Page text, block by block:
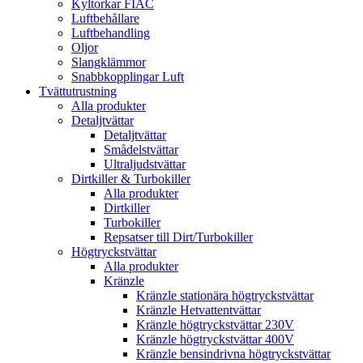
Kyltorkar FIAC
Luftbehållare
Luftbehandling
Oljor
Slangklämmor
Snabbkopplingar Luft
Tvättutrustning
Alla produkter
Detaljtvättar
Detaljtvättar
Smådelstvättar
Ultraljudstvättar
Dirtkiller & Turbokiller
Alla produkter
Dirtkiller
Turbokiller
Repsatser till Dirt/Turbokiller
Högtryckstvättar
Alla produkter
Kränzle
Kränzle stationära högtryckstvättar
Kränzle Hetvattentvättar
Kränzle högtryckstvättar 230V
Kränzle högtryckstvättar 400V
Kränzle bensindrivna högtryckstvättar